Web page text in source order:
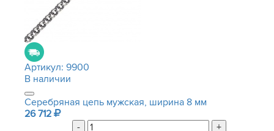
Артикул: 9900
В наличии
Серебряная цепь мужская, ширина 8 мм
26 712
-
+